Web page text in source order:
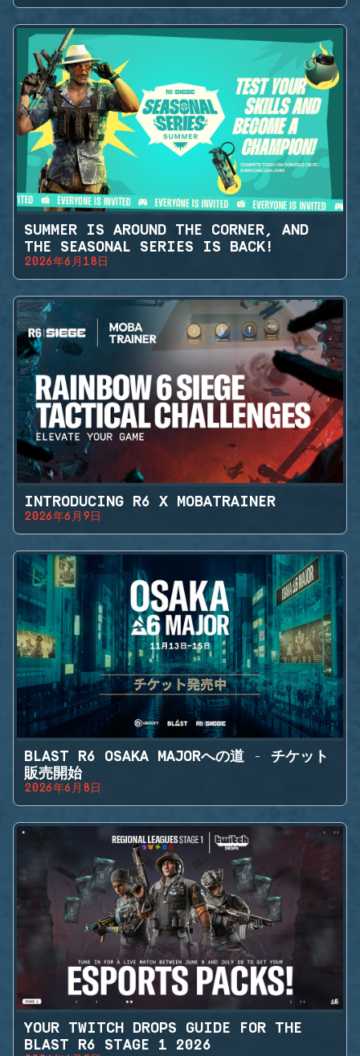
SUMMER IS AROUND THE CORNER, AND
THE SEASONAL SERIES IS BACK!
2026年6月18日
INTRODUCING R6 X MOBATRAINER
2026年6月9日
BLAST R6 OSAKA MAJORへの道 - チケット
販売開始
2026年6月8日
YOUR TWITCH DROPS GUIDE FOR THE
BLAST R6 STAGE 1 2026